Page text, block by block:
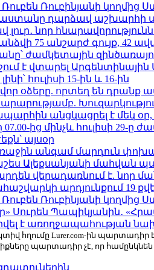
Ռուբինյանի կողմից
դարձավ աշխարհի
նոր
75 անշարժ գույք, 42
ժամկետային
է վտարել Արգենտինային
հուլիսի 15-ին և 16-ին
օձերը. որտեղ են դրանք
անցկացրել է մեկ օր,
ից մինչև հուլիսի 29-ը
այսօր
անգամ մարդուն
Ալեքսանյանի մահվան
վերադառնում է. նոր
արդյունքում 19
Ռուբինյանի կողմից
Սուրեն Պապիկյանին․
է առողջապահության
ակտիվ հղումը Lurer.com-ին
պարտադիր չէ, որ